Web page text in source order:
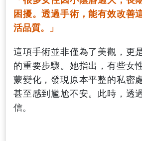
困擾。透過手術，能有效改善
活品質。」
這項手術並非僅為了美觀，更
的重要步驟。她指出，有些女
蒙變化，發現原本平整的私密
甚至感到尷尬不安。此時，透
信。